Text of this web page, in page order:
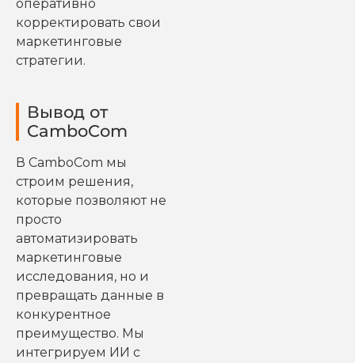
оперативно
корректировать свои
маркетинговые
стратегии.
Вывод от
CamboCom
В CamboCom мы
строим решения,
которые позволяют не
просто
автоматизировать
маркетинговые
исследования, но и
превращать данные в
конкурентное
преимущество. Мы
интегрируем ИИ с